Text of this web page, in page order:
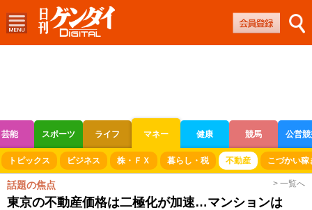
芸能 スポーツ ライフ マネー 健康 競馬 公営
ボートレース 競輪 オートレース
トピックス ビジネス 株・ＦＸ 暮らし・税 不動産 こづかい稼
話題の焦点 > 一覧へ
東京の不動産価格は二極化が加速…マンションは